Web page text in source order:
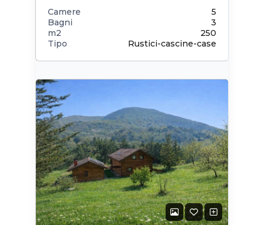
Camere
5
Bagni
3
m2
250
Tipo
Rustici-cascine-case